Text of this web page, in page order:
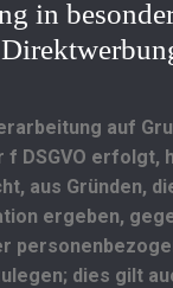
in
auf
f DSGVO erfolgt,
aus Gründen,
ergeben,
dies gilt